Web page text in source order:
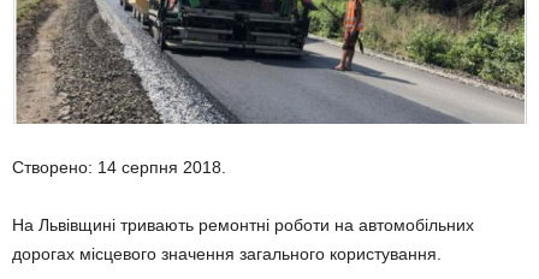
Створено: 14 серпня 2018.
На Львівщині тривають ремонтні роботи на автомобільних
дорогах місцевого значення загального користування.